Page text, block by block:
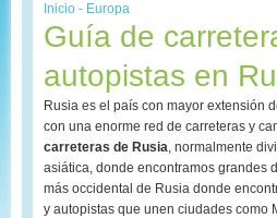
Inicio - Europa
Guía de
autopistas en
Rusia es el país con mayor extensión
con una enorme red de carreteras y
carreteras de Rusia, normalmente
asiática, donde encontramos grandes
más occidental de Rusia donde
y autopistas que unen ciudades como